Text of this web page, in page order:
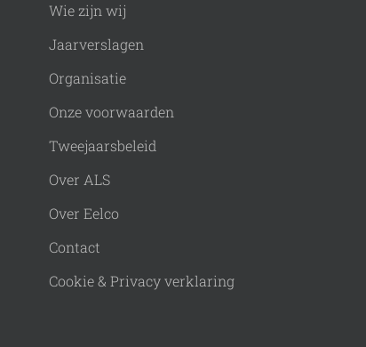
Wie zijn wij
Jaarverslagen
Organisatie
Onze voorwaarden
Tweejaarsbeleid
Over ALS
Over Eelco
Contact
Cookie & Privacy verklaring